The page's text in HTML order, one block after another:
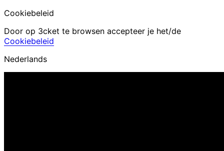
Cookiebeleid
Door op 3cket te browsen accepteer je het/de
Cookiebeleid
Nederlands